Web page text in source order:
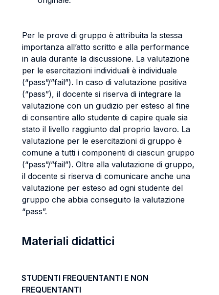
Per le prove di gruppo è attribuita la stessa
importanza all’atto scritto e alla performance
in aula durante la discussione. La valutazione
per le esercitazioni individuali è individuale
(“pass”/”fail”). In caso di valutazione positiva
(“pass”), il docente si riserva di integrare la
valutazione con un giudizio per esteso al fine
di consentire allo studente di capire quale sia
stato il livello raggiunto dal proprio lavoro. La
valutazione per le esercitazioni di gruppo è
comune a tutti i componenti di ciascun gruppo
(“pass”/”fail”). Oltre alla valutazione di gruppo,
il docente si riserva di comunicare anche una
valutazione per esteso ad ogni studente del
gruppo che abbia conseguito la valutazione
“pass”.
Materiali didattici
STUDENTI FREQUENTANTI E NON
FREQUENTANTI